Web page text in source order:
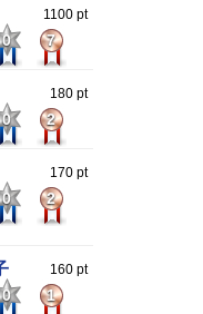
1100 pt
0 7
180 pt
0 2
170 pt
0 2
160 pt
0 1